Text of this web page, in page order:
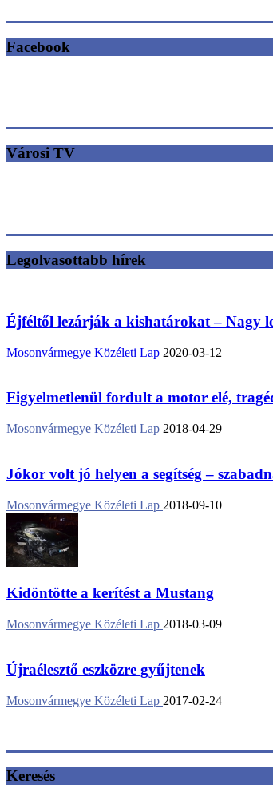
Facebook
Városi TV
Legolvasottabb hírek
Éjféltől lezárják a kishatárokat – Nagy
Mosonvármegye Közéleti Lap 2020-03-12
Figyelmetlenül fordult a motor elé,
Mosonvármegye Közéleti Lap 2018-04-29
Jókor volt jó helyen a segítség –
Mosonvármegye Közéleti Lap 2018-09-10
Kidöntötte a kerítést a Mustang
Mosonvármegye Közéleti Lap 2018-03-09
Újraélesztő eszközre gyűjtenek
Mosonvármegye Közéleti Lap 2017-02-24
Keresés